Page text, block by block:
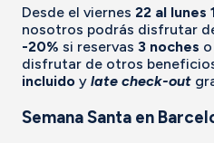
Desde el viernes 22 al lunes
nosotros podrás disfrutar
-20% si reservas 3 noches
disfrutar de otros
incluido y late check-out
Semana Santa en